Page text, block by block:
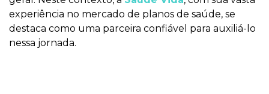
experiência no mercado de planos de saúde, se
destaca como uma parceira confiável para auxiliá-lo
nessa jornada.